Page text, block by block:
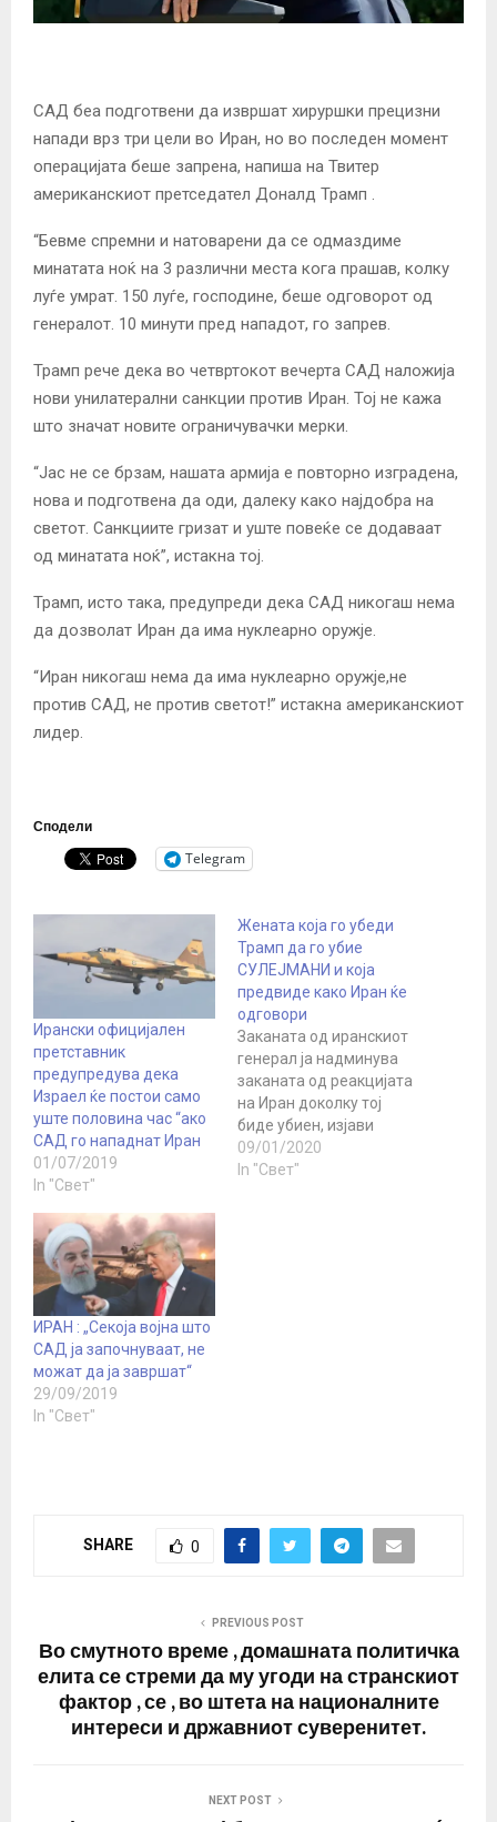
САД беа подготвени да извршат хируршки прецизни
напади врз три цели во Иран, но во последен момент
операцијата беше запрена, напиша на Твитер
американскиот претседател Доналд Трамп .
“Бевме спремни и натоварени да се одмаздиме
минатата ноќ на 3 различни места кога прашав, колку
луѓе умрат. 150 луѓе, господине, беше одговорот од
генералот. 10 минути пред нападот, го запрев.
Трамп рече дека во четвртокот вечерта САД наложија
нови унилатерални санкции против Иран. Тој не кажа
што значат новите ограничувачки мерки.
“Јас не се брзам, нашата армија е повторно изградена,
нова и подготвена да оди, далеку како најдобра на
светот. Санкциите гризат и уште повеќе се додаваат
од минатата ноќ”, истакна тој.
Трамп, исто така, предупреди дека САД никогаш нема
да дозволат Иран да има нуклеарно оружје.
“Иран никогаш нема да има нуклеарно оружје,не
против САД, не против светот!” истакна американскиот
лидер.
Сподели
Telegram
Ирански официјален
претставник
предупредува дека
Израел ќе постои само
уште половина час “ако
САД го нападнат Иран
01/07/2019
In "Свет"
Жената која го убеди
Трамп да го убие
СУЛЕЈМАНИ и која
предвиде како Иран ќе
одговори
Заканата од иранскиот
генерал ја надминува
заканата од реакцијата
на Иран доколку тој
биде убиен, изјави
директорката на ЦИА,
Џина Хаспел,
09/01/2020
In "Свет"
ИРАН : „Секоја војна што
САД ја започнуваат, не
можат да ја завршат“
29/09/2019
In "Свет"
SHARE 0
PREVIOUS POST
Во смутното време , домашната политичка
елита се стреми да му угоди на странскиот
фактор , се , во штета на националните
интереси и државниот суверенитет.
NEXT POST